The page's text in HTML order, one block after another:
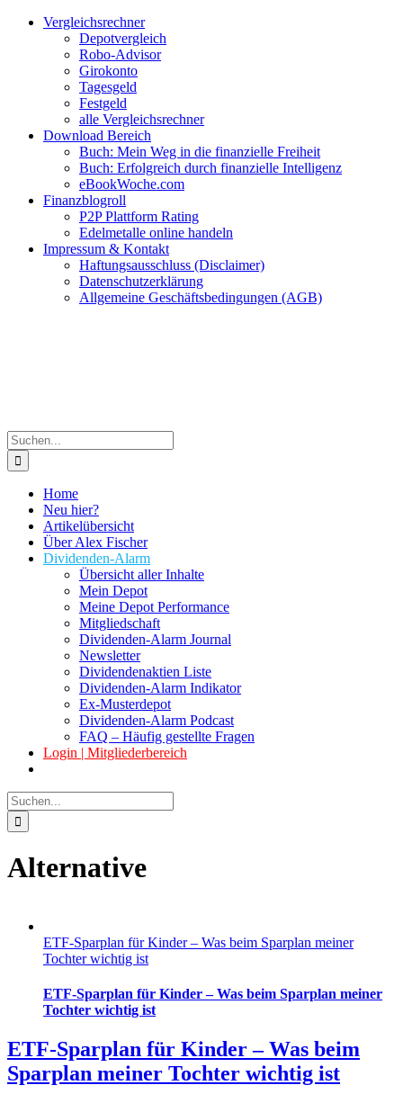
Zum
Facebook
Twitter
Instagram
Pinterest
YouTubeVergleichsrechner
Depotvergleich
Robo-Advisor
Girokonto
Tagesgeld
Festgeld
alle Vergleichsrechner
Download Bereich
Buch: Mein Weg in die finanzielle Freiheit
Buch: Erfolgreich durch finanzielle Intelligenz
eBookWoche.com
Finanzblogroll
P2P Plattform Rating
Edelmetalle online handeln
Impressum & Kontakt
Haftungsausschluss (Disclaimer)
Datenschutzerklärung
Allgemeine Geschäftsbedingungen (AGB)
Suche
nach:
Home
Neu hier?
Artikelübersicht
Über Alex Fischer
Dividenden-Alarm
Übersicht aller Inhalte
Mein Depot
Meine Depot Performance
Mitgliedschaft
Dividenden-Alarm Journal
Newsletter
Dividendenaktien Liste
Dividenden-Alarm Indikator
Ex-Musterdepot
Dividenden-Alarm Podcast
FAQ – Häufig gestellte Fragen
Login | Mitgliederbereich
Suche
nach:
Alternative
ETF-Sparplan für Kinder – Was beim Sparplan meiner
Tochter wichtig ist
ETF-Sparplan für Kinder – Was beim Sparplan meiner
Tochter wichtig ist
ETF-Sparplan für Kinder – Was beim
Sparplan meiner Tochter wichtig ist